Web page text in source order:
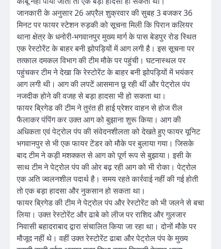
जानकारी के अनुसार 26 अप्रैल शुक्रवार की सुबह 3 बजकर 36
मिनट पर फायर स्टेशन रुड़की को सूचना मिली कि पिरान कलियर
थाना क्षेत्र के धनोरी-भगवानपुर मुख्य मार्ग के पास बेडपुर रोड स्थित
एक रेस्टोरेंट के बाहर बनी झोपड़ियों में आग लगी है। इस सूचना पर
तत्काल दमकल विभाग की टीम मौके पर पहुंची। घटनास्थल पर
पहुंचकर टीम ने देखा कि रेस्टोरेंट के बाहर बनी झोपड़ियों में भयंकर
आग लगी थी। आग की लपटें आसमान छू रही थीं और पेट्रोल पंप
नजदीक होने की वजह से बड़ा हादसा भी हो सकता था।
फायर ब्रिगेड की टीम ने तुरंत ही हाई प्रेशर वाहन से होज‌‌‌ रील
फैलाकर पंपिंग कर उक्त आग को बुझाना शुरू किया। आग की
अधिकता एवं पेट्रोल पंप की संवेदनशीलता को देखते हुए फायर यूनिट
भगवानपुर से भी एक फायर टेंडर को मौके पर बुलाया गया। जिसके
बाद टीम ने कड़ी मशक्कत से आग को पूर्ण रूप से बुझाया। इसी के
साथ टीम ने पेट्रोल पंप की ओर बढ़ रही आग को भी रोका। पेट्रोल
एक अति ज्वलनशील पदार्थ है। समय रहते कार्रवाई नहीं की गई होती
तो एक बड़ा हादसा और नुकसान हो सकता था।
फायर ब्रिगेड की टीम ने पेट्रोल पंप और रेस्टोरेंट को भी जलने से बचा
लिया। उक्त रेस्टोरेंट और ढाबे को लीज पर राशिद और गुलजार
निवासी बहादराबाद द्वारा संचालित किया जा रहा था। दोनों मौके पर
मौजूद नहीं थे। ‌वहीं उक्त रेस्टोरेंट ढाबा और पेट्रोल पंप के मुख्य